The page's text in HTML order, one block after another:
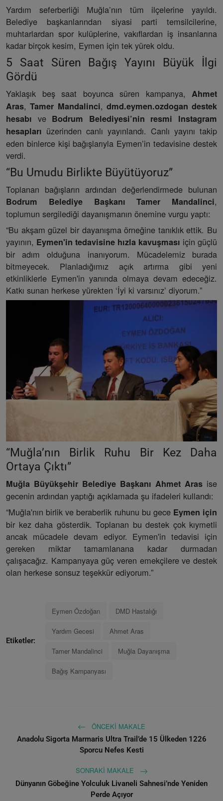
Yardım seferberliği Muğla’nın tüm ilçelerine yayıldı.
Belediye başkanlarından siyasi parti temsilcilerine,
muhtarlardan spor kulüplerine, vakıflardan iş insanlarına
kadar birçok kesim, Eymen için tek yürek oldu.
5 Saat Süren Bağış Yayını Büyük İlgi
Gördü
Yaklaşık beş saat boyunca süren kampanya, Ahmet
Aras,Tamer Mandalinci, dmd.eymen.ozdogan destek
hesabı ve Bodrum Belediyesi’nin resmi Instagram
hesapları üzerinden canlı yayınlandı. Canlı yayını takip
eden binlerce kişi bağışlarıyla Eymen’in tedavisine destek
verdi.
“Bu Umudu Birlikte Büyütüyoruz”
Toplanan bağışların ardından değerlendirmede bulunan
Bodrum Belediye Başkanı Tamer Mandalinci,
toplumun sergilediği dayanışmanın önemine vurgu yaptı:
“Bu akşam güzel bir dayanışma örneğine tanıklık ettik. Bu
yayının, Eymen'in tedavisine hızla kavuşması için güçlü
bir adım olduğuna inanıyorum. Mücadelemiz burada
bitmeyecek. Planladığımız açık artırma gibi yeni
etkinliklerle Eymen'in yanında olmaya devam edeceğiz.
Katkı sunan herkese yürekten ‘İyi ki varsınız’ diyorum.”
“Muğla’nın Birlik Ruhu Bir Kez Daha
Ortaya Çıktı”
Muğla Büyükşehir Belediye Başkanı Ahmet Aras ise
gecenin ardından yaptığı açıklamada şu ifadeleri kullandı:
“Muğla'nın birlik ve beraberlik ruhunu bu gece Eymen için
bir kez daha gösterdik. Toplanan bu destek çok kıymetli
ancak mücadele devam ediyor. Eymen'in tedavisi için
gereken miktar tamamlanana kadar durmadan
çalışacağız. Kampanyaya güç veren emekçilere ve destek
olan herkese sonsuz teşekkür ediyorum.”
Etiketler:
Eymen Özdoğan DMD Hastalığı
Yardım Gecesi Ahmet Aras
Tamer Mandalinci Muğla Dayanışma
Bağış Kampanyası
ÖNCEKI MAKALE
Anadolu Sigorta Marmaris Ultra Trail’de 15 Ülkeden 1226
Sporcu Nefes Kesti
SONRAKI MAKALE
Dünyanın Göbeğine Yolculuk Livaneli Sahnesi’nde Yeniden
Perde Açıyor